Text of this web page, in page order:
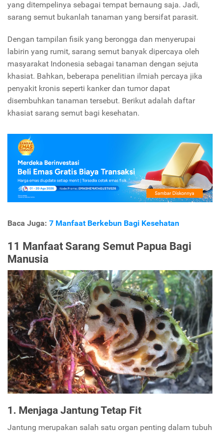
yang ditempelinya sebagai tempat bernaung saja. Jadi,
sarang semut bukanlah tanaman yang bersifat parasit.
Dengan tampilan fisik yang berongga dan menyerupai
labirin yang rumit, sarang semut banyak dipercaya oleh
masyarakat Indonesia sebagai tanaman dengan sejuta
khasiat. Bahkan, beberapa penelitian ilmiah percaya jika
penyakit kronis seperti kanker dan tumor dapat
disembuhkan tanaman tersebut. Berikut adalah daftar
khasiat sarang semut bagi kesehatan.
Baca Juga: 7 Manfaat Berkebun Bagi Kesehatan
11 Manfaat Sarang Semut Papua Bagi
Manusia
1. Menjaga Jantung Tetap Fit
Jantung merupakan salah satu organ penting dalam tubuh